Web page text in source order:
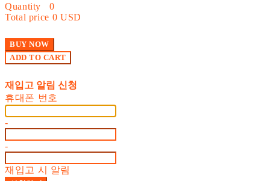
Quantity
0
Total price 0 USD
BUY NOW
ADD TO CART
재입고 알림 신청
휴대폰 번호
-
-
재입고 시 알림